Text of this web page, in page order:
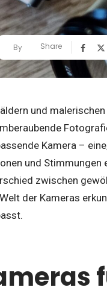
By Share
und
Kamera –
und
zwischen
der Kameras